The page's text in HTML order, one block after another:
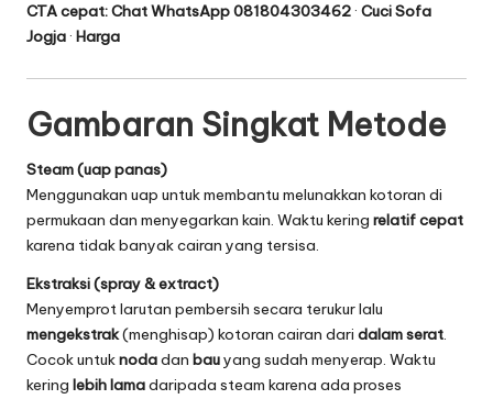
CTA cepat:Chat WhatsApp 081804303462· Cuci Sofa
Jogja· Harga
Gambaran Singkat Metode
Steam (uap panas)
Menggunakan uap untuk membantu melunakkan kotoran di
permukaan dan menyegarkan kain. Waktu kering relatif cepat
karena tidak banyak cairan yang tersisa.
Ekstraksi (spray & extract)
Menyemprot larutan pembersih secara terukur lalu
mengekstrak(menghisap) kotoran cairan dari dalam serat.
Cocok untuknodadan bauyang sudah menyerap. Waktu
kering lebih lamadaripada steam karena ada proses